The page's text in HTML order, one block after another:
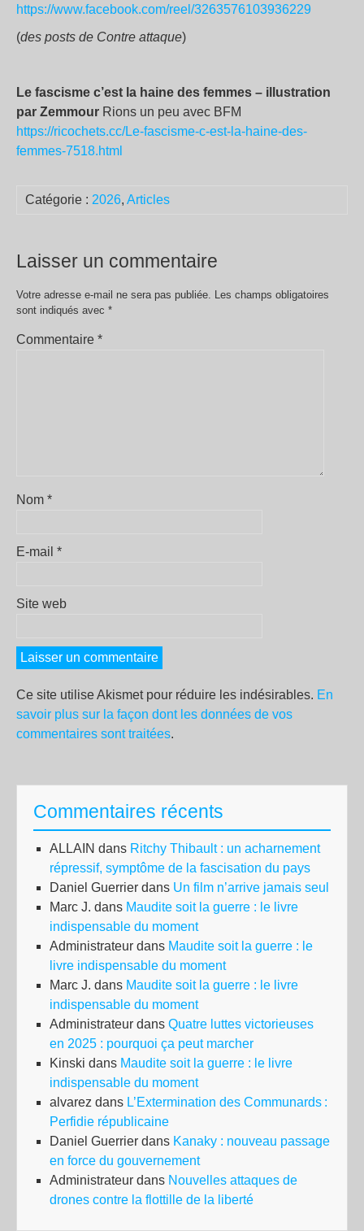
https://www.facebook.com/reel/3263576103936229
(des posts de Contre attaque)
Le fascisme c’est la haine des femmes – illustration
par Zemmour Rions un peu avec BFM
https://ricochets.cc/Le-fascisme-c-est-la-haine-des-
femmes-7518.html
Catégorie : 2026, Articles
Laisser un commentaire
Votre adresse e-mail ne sera pas publiée. Les champs obligatoires
sont indiqués avec *
Commentaire *
Nom *
E-mail *
Site web
Ce site utilise Akismet pour réduire les indésirables. En
savoir plus sur la façon dont les données de vos
commentaires sont traitées.
Commentaires récents
ALLAIN dans Ritchy Thibault : un acharnement
répressif, symptôme de la fascisation du pays
Daniel Guerrier dans Un film n’arrive jamais seul
Marc J. dans Maudite soit la guerre : le livre
indispensable du moment
Administrateur dans Maudite soit la guerre : le
livre indispensable du moment
Marc J. dans Maudite soit la guerre : le livre
indispensable du moment
Administrateur dans Quatre luttes victorieuses
en 2025 : pourquoi ça peut marcher
Kinski dans Maudite soit la guerre : le livre
indispensable du moment
alvarez dans L’Extermination des Communards :
Perfidie républicaine
Daniel Guerrier dans Kanaky : nouveau passage
en force du gouvernement
Administrateur dans Nouvelles attaques de
drones contre la flottille de la liberté